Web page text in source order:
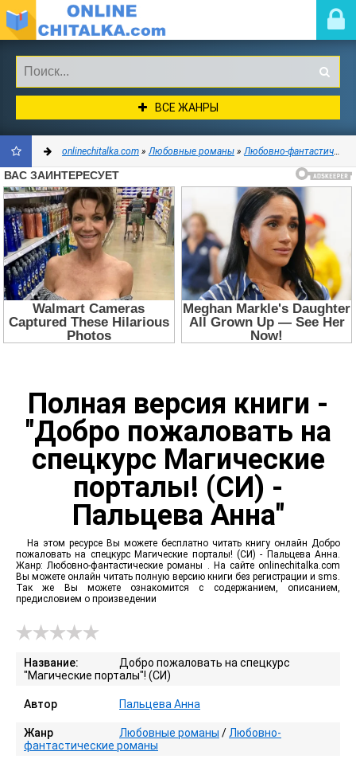
ВСЕ ЖАНРЫ
ДОБАВИТЬ
В
ЗАКЛАДКИ
onlinechitalka.com »Любовные романы »Любовно-фантастические романы
Полная версия книги -
"Добро пожаловать на
спецкурс Магические
порталы! (СИ) -
Пальцева Анна"
На этом ресурсе Вы можете бесплатно читать книгу онлайн Добро
пожаловать на спецкурс Магические порталы! (СИ) - Пальцева Анна.
Жанр: Любовно-фантастические романы . На сайте onlinechitalka.com
Вы можете онлайн читать полную версию книги без регистрации и sms.
Так же Вы можете ознакомится с содержанием, описанием,
предисловием о произведении
Название:
Добро пожаловать на спецкурс
"Магические порталы"! (СИ)
Автор Пальцева Анна
Жанр Любовные романы / Любовно-
фантастические романы